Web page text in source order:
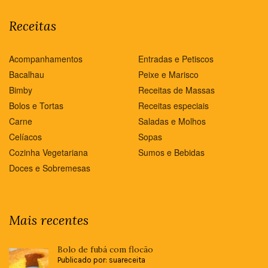
Receitas
Acompanhamentos
Bacalhau
Bimby
Bolos e Tortas
Carne
Celíacos
Cozinha Vegetariana
Doces e Sobremesas
Entradas e Petiscos
Peixe e Marisco
Receitas de Massas
Receitas especiais
Saladas e Molhos
Sopas
Sumos e Bebidas
Mais recentes
Bolo de fubá com flocão
Publicado por: suareceita